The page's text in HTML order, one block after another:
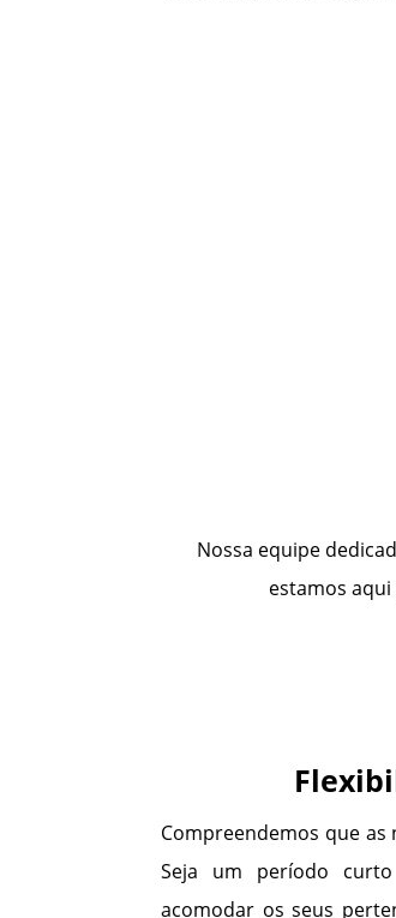
Nossa equipe
estamos
Compreendemos que as
Seja um período
acomodar os seus